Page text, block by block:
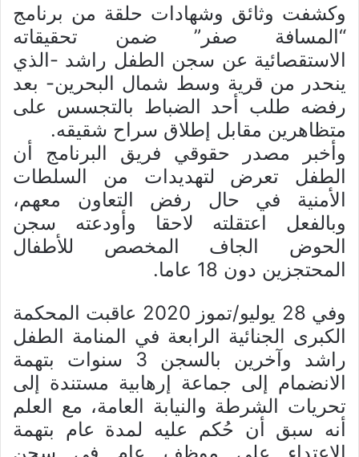
وكشفت وثائق وشهادات حلقة من برنامج
“المسافة صفر” ضمن تحقيقاته
الاستقصائية عن سجن الطفل راشد -الذي
ينحدر من قرية وسط شمال البحرين- بعد
رفضه طلب أحد الضباط بالتجسس على
متظاهرين مقابل إطلاق سراح شقيقه.
وأخبر مصدر حقوقي فريق البرنامج أن
الطفل تعرض لتهديدات من السلطات
الأمنية في حال رفض التعاون معهم،
وبالفعل اعتقلته لاحقا وأودعته سجن
الحوض الجاف المخصص للأطفال
المحتجزين دون 18 عاما.
وفي 28 يوليو/تموز 2020 عاقبت المحكمة
الكبرى الجنائية الرابعة في المنامة الطفل
راشد وآخرين بالسجن 3 سنوات بتهمة
الانضمام إلى جماعة إرهابية مستندة إلى
تحريات الشرطة والنيابة العامة، مع العلم
أنه سبق أن حُكم عليه لمدة عام بتهمة